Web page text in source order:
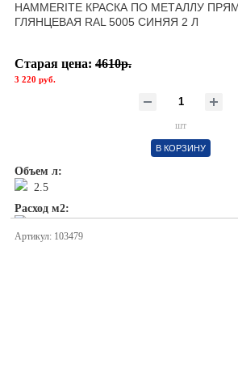
HAMMERITE КРАСКА ПО МЕТАЛЛУ
ГЛЯНЦЕВАЯ RAL 5005 СИНЯЯ 2 Л
Старая цена: 4610р.
3 220 руб.
шт
В КОРЗИНУ
Объем л:
2.5
Расход м2:
Артикул: 103479